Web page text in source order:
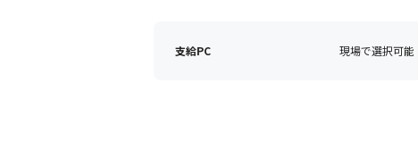
支給PC 現場で選択可能